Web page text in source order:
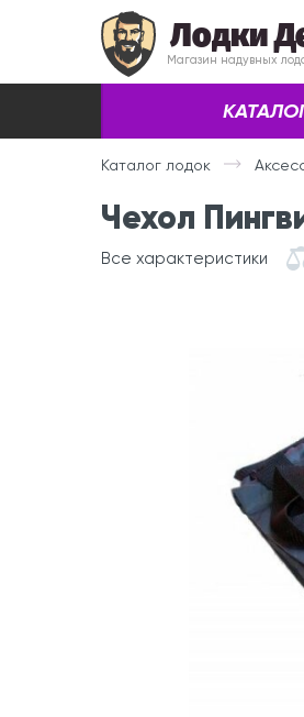
Лодки
Магазин надувных
Каталог лодок
Чехол
Все характеристики